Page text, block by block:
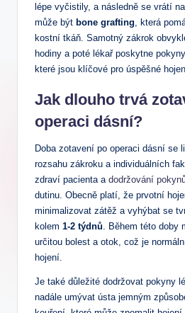
lépe vyčistily, a následně se vrátí
může být bone grafting , která
kostní tkáň. Samotný zákrok
hodiny a poté lékař poskytne
které jsou klíčové pro úspěšné
Jak dlouho trvá
operaci dásní?
Doba zotavení po operaci dásní se
rozsahu zákroku a individuálních
zdraví pacienta a dodržování
dutinu. Obecně platí, že prvotní
minimalizovat zátěž a vyhýbat se
kolem 1-2 týdnů . Během této
určitou bolest a otok, což je
hojení.
Je také důležité dodržovat pokyny
nadále umývat ústa jemným